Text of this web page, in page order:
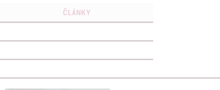
ČLÁNKY